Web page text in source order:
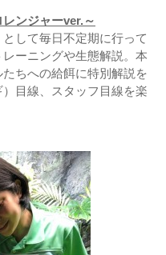
ンジャーver.～
して毎日不定期に行って
ーニングや生態解説。本
ちへの給餌に特別解説を
目線、スタッフ目線を楽